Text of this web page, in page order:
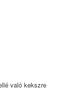
való kekszre